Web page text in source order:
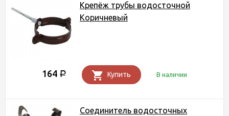
Крепёж трубы водосточной
Коричневый
164 Р Купить В наличии
Соединитель водосточных